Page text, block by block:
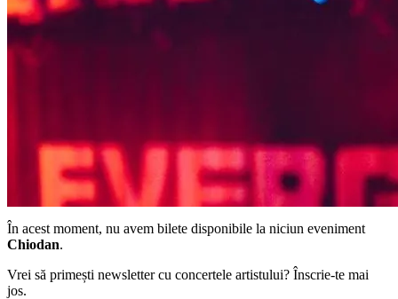
În acest moment, nu avem bilete disponibile la niciun eveniment
Chiodan.
Vrei să primești newsletter cu concertele artistului? Înscrie-te mai
jos.